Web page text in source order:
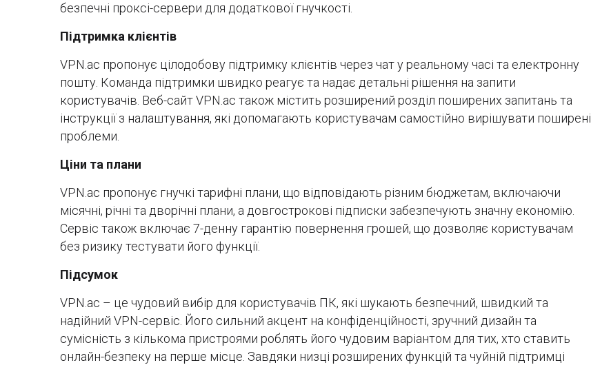
безпечні проксі-сервери для додаткової гнучкості.
Підтримка клієнтів
VPN.ac пропонує цілодобову підтримку клієнтів через чат у реальному часі та електронну
пошту. Команда підтримки швидко реагує та надає детальні рішення на запити
користувачів. Веб-сайт VPN.ac також містить розширений розділ поширених запитань та
інструкції з налаштування, які допомагають користувачам самостійно вирішувати поширені
проблеми.
Ціни та плани
VPN.ac пропонує гнучкі тарифні плани, що відповідають різним бюджетам, включаючи
місячні, річні та дворічні плани, а довгострокові підписки забезпечують значну економію.
Сервіс також включає 7-денну гарантію повернення грошей, що дозволяє користувачам
без ризику тестувати його функції.
Підсумок
VPN.ac – це чудовий вибір для користувачів ПК, які шукають безпечний, швидкий та
надійний VPN-сервіс. Його сильний акцент на конфіденційності, зручний дизайн та
сумісність з кількома пристроями роблять його чудовим варіантом для тих, хто ставить
онлайн-безпеку на перше місце. Завдяки низці розширених функцій та чуйній підтримці